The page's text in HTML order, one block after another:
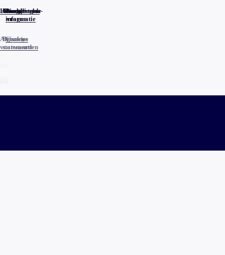
Home
Actueel
Uitzendingen
Reacties
Programma-
informatie
Veelgestelde
vragen
Algemene
voorwaarden
Privacy
statements
Cookies